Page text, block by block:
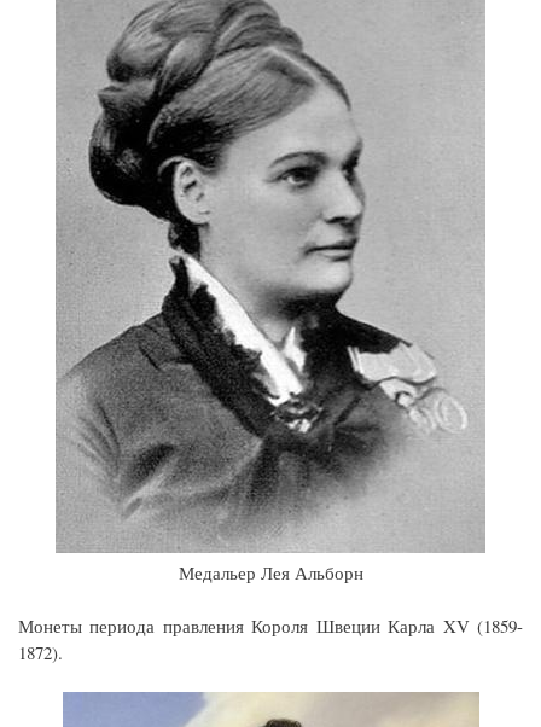
Медальер Лея Альборн
Монеты периода правления Короля Швеции Карла XV (1859-
1872).